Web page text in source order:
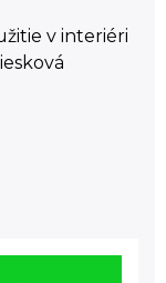
v interiéri